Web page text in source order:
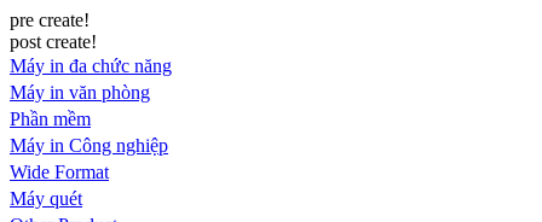
pre create!
post create!
Máy in đa chức năng
Máy in văn phòng
Phần mềm
Máy in Công nghiệp
Wide Format
Máy quét